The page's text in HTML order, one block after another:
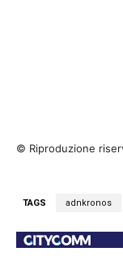
© Riproduzione
TAGS adnkronos